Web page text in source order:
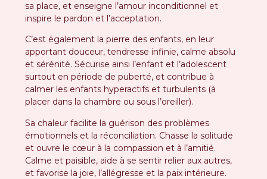
sa place, et enseigne l’amour inconditionnel et
inspire le pardon et l’acceptation.
C’est également la pierre des enfants, en leur
apportant douceur, tendresse infinie, calme absolu
et sérénité. Sécurise ainsi l’enfant et l’adolescent
surtout en période de puberté, et contribue à
calmer les enfants hyperactifs et turbulents (à
placer dans la chambre ou sous l’oreiller).
Sa chaleur facilite la guérison des problèmes
émotionnels et la réconciliation. Chasse la solitude
et ouvre le cœur à la compassion et à l’amitié.
Calme et paisible, aide à se sentir relier aux autres,
et favorise la joie, l’allégresse et la paix intérieure.